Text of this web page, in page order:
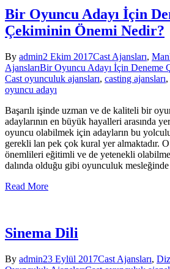
Bir Oyuncu Adayı İçin
Çekiminin Önemi Nedir?
By admin2 Ekim 2017Cast Ajansları,
AjanslarıBir Oyuncu Adayı İçin Deneme
Cast oyunculuk ajansları, casting ajansları,
oyuncu adayı
Başarılı işinde uzman ve de kaliteli bir
adaylarının en büyük hayalleri arasında
oyuncu olabilmek için adayların bu
gerekli lan pek çok kural yer almaktadır.
önemlileri eğitimli ve de yetenekli
dalında olduğu gibi oyunculuk
Read More
Sinema Dili
By admin23 Eylül 2017Cast Ajansları,